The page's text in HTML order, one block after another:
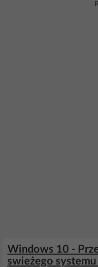
Windows 10 -
swieżego systemu